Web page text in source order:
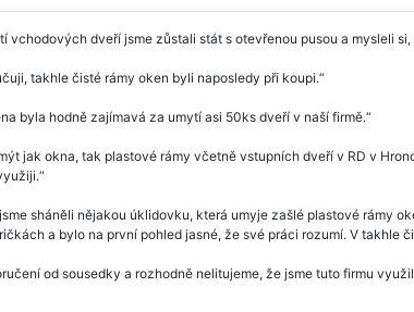
vchodových dveří jsme zůstali stát s otevřenou pusou a mysleli
takhle čisté rámy oken byli naposledy při koupi.
byla hodně zajímavá za umytí asi 50ks dveří v naší firmě.
jak okna, tak plastové rámy včetně vstupních dveří v RD v
sháněli nějakou úklidovku, která umyje zašlé plastové rámy
a bylo na první pohled jasné, že své práci rozumí. V takhle
od sousedky a rozhodně nelitujeme, že jsme tuto firmu